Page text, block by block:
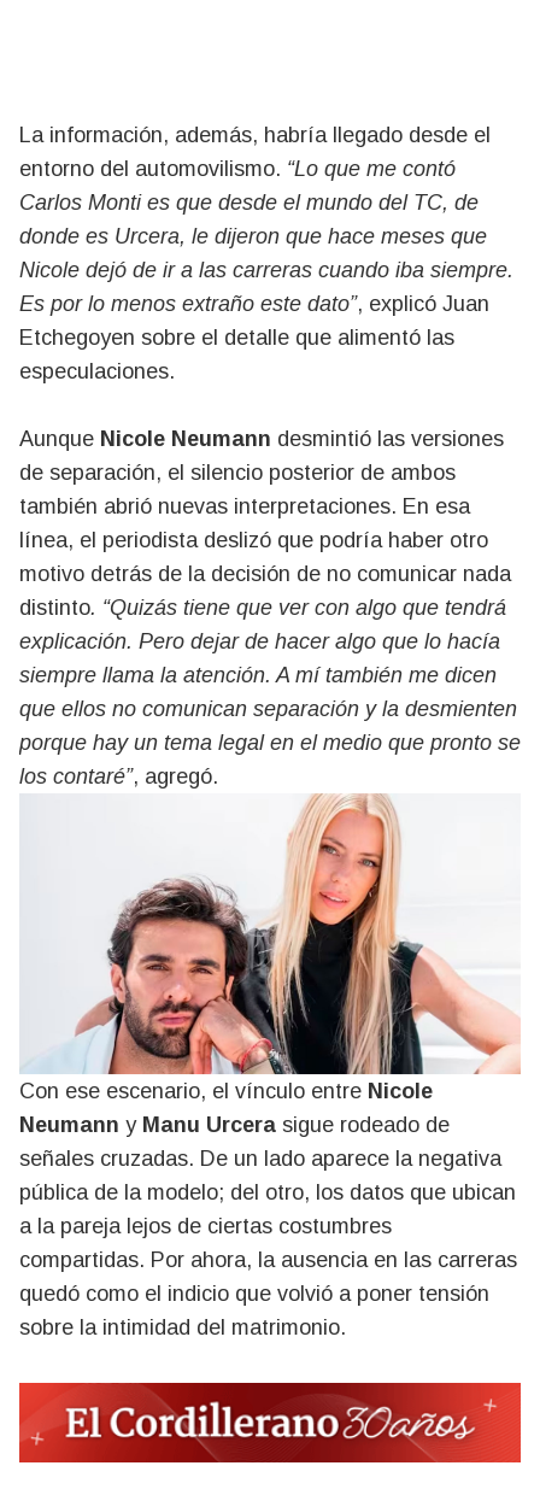
La información, además, habría llegado desde el
entorno del automovilismo. “Lo que me contó
Carlos Monti es que desde el mundo del TC, de
donde es Urcera, le dijeron que hace meses que
Nicole dejó de ir a las carreras cuando iba siempre.
Es por lo menos extraño este dato”, explicó Juan
Etchegoyen sobre el detalle que alimentó las
especulaciones.
Aunque Nicole Neumann desmintió las versiones
de separación, el silencio posterior de ambos
también abrió nuevas interpretaciones. En esa
línea, el periodista deslizó que podría haber otro
motivo detrás de la decisión de no comunicar nada
distinto. “Quizás tiene que ver con algo que tendrá
explicación. Pero dejar de hacer algo que lo hacía
siempre llama la atención. A mí también me dicen
que ellos no comunican separación y la desmienten
porque hay un tema legal en el medio que pronto se
los contaré”, agregó.
Con ese escenario, el vínculo entre Nicole
Neumann y Manu Urcera sigue rodeado de
señales cruzadas. De un lado aparece la negativa
pública de la modelo; del otro, los datos que ubican
a la pareja lejos de ciertas costumbres
compartidas. Por ahora, la ausencia en las carreras
quedó como el indicio que volvió a poner tensión
sobre la intimidad del matrimonio.